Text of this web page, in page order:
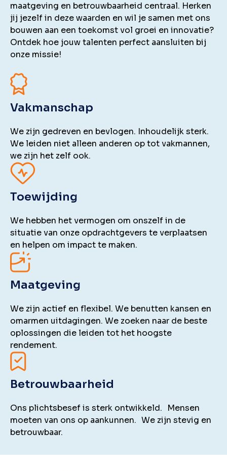
maatgeving en betrouwbaarheid centraal. Herken
jij jezelf in deze waarden en wil je samen met ons
bouwen aan een toekomst vol groei en innovatie?
Ontdek hoe jouw talenten perfect aansluiten bij
onze missie!
Vakmanschap
We zijn gedreven en bevlogen. Inhoudelijk sterk.
We leiden niet alleen anderen op tot vakmannen,
we zijn het zelf ook.
Toewijding
We hebben het vermogen om onszelf in de
situatie van onze opdrachtgevers te verplaatsen
en helpen om impact te maken.
Maatgeving
We zijn actief en flexibel. We benutten kansen en
omarmen uitdagingen. We zoeken naar de beste
oplossingen die leiden tot het hoogste
rendement.
Betrouwbaarheid
Ons plichtsbesef is sterk ontwikkeld. Mensen
moeten van ons op aankunnen. We zijn stevig en
betrouwbaar.